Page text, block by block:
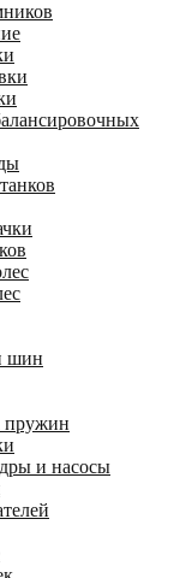
шин
пружин
и насосы